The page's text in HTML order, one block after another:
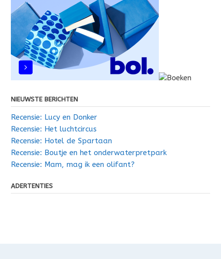
NIEUWSTE BERICHTEN
Recensie: Lucy en Donker
Recensie: Het luchtcircus
Recensie: Hotel de Spartaan
Recensie: Boutje en het onderwaterpretpark
Recensie: Mam, mag ik een olifant?
ADERTENTIES